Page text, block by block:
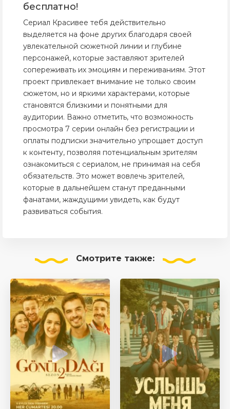
бесплатно!
Сериал Красивее тебя действительно
выделяется на фоне других благодаря своей
увлекательной сюжетной линии и глубине
персонажей, которые заставляют зрителей
сопереживать их эмоциям и переживаниям. Этот
проект привлекает внимание не только своим
сюжетом, но и яркими характерами, которые
становятся близкими и понятными для
аудитории. Важно отметить, что возможность
просмотра 7 серии онлайн без регистрации и
оплаты подписки значительно упрощает доступ
к контенту, позволяя потенциальным зрителям
ознакомиться с сериалом, не принимая на себя
обязательств. Это может вовлечь зрителей,
которые в дальнейшем станут преданными
фанатами, жаждущими увидеть, как будут
развиваться события.
Смотрите также: